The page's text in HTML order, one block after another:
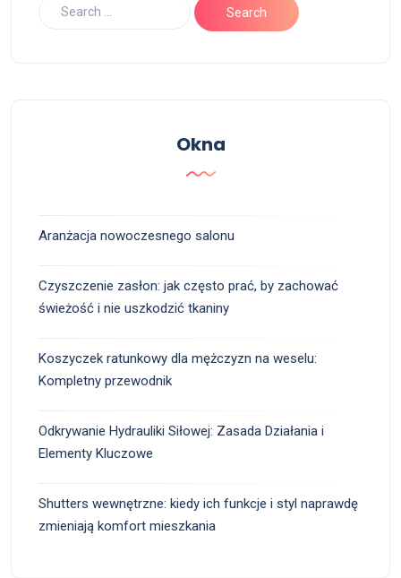
Okna
Aranżacja nowoczesnego salonu
Czyszczenie zasłon: jak często prać, by zachować
świeżość i nie uszkodzić tkaniny
Koszyczek ratunkowy dla mężczyzn na weselu:
Kompletny przewodnik
Odkrywanie Hydrauliki Siłowej: Zasada Działania i
Elementy Kluczowe
Shutters wewnętrzne: kiedy ich funkcje i styl naprawdę
zmieniają komfort mieszkania